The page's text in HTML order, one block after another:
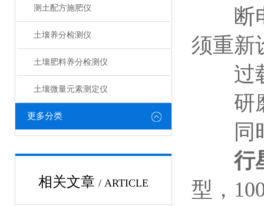
测土配方施肥仪
土壤养分检测仪
土壤肥料养分检测仪​
土壤微量元素测定仪
更多分类
相关文章 / ARTICLE
断电
须重新
过载
研磨
同时
行
型，